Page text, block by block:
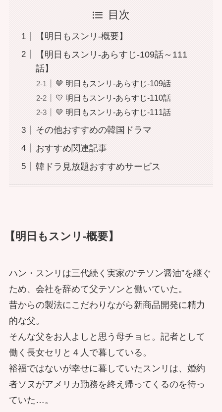
目次
【明日もスンリ-概要】
【明日もスンリ-あらすじ-109話～111
話】
💛 明日もスンリ-あらすじ-109話
💛 明日もスンリ-あらすじ-110話
💛 明日もスンリ-あらすじ-111話
その他おすすめの韓国ドラマ
おすすめ関連記事
韓ドラ見放題おすすめサービス
【明日もスンリ-概要】
ハン・スンリは三代続く実家の“テソン醤油”を継ぐ
ため、会社を辞めて父テソンと働いていた。
昔からの製法にこだわりながら新商品開発に精力
的な父。
そんな父をお人よしと思う母チョヒ。記者として
働く長女セリと４人で暮している。
裕福ではないが幸せに暮していたスンリは、婚約
者ソヌがアメリカ勤務を終え帰ってくるのを待っ
ていた…。